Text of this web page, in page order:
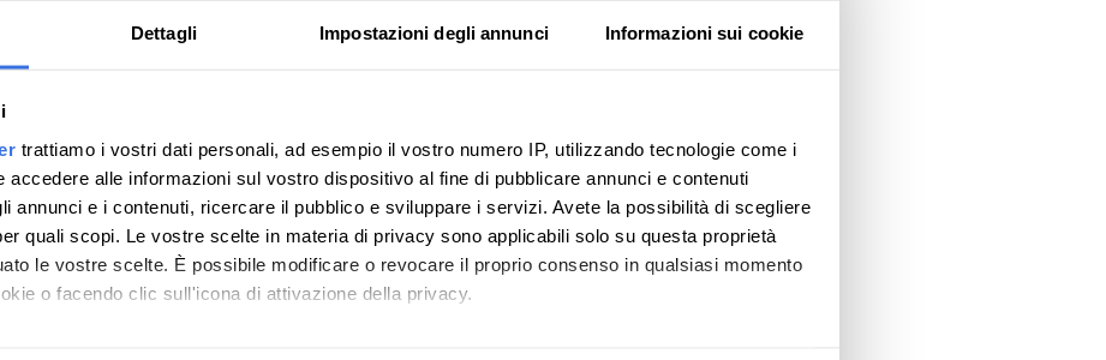
Dettagli Impostazioni degli annunci Informazioni sui cookie
trattiamo i vostri dati personali, ad esempio il vostro numero IP, utilizzando tecnologie come i
accedere alle informazioni sul vostro dispositivo al fine di pubblicare annunci e contenuti
annunci e i contenuti, ricercare il pubblico e sviluppare i servizi. Avete la possibilità di scegliere
quali scopi. Le vostre scelte in materia di privacy sono applicabili solo su questa proprietà
le vostre scelte. È possibile modificare o revocare il proprio consenso in qualsiasi momento
o facendo clic sull'icona di attivazione della privacy.
Nessun risultato di ricerca
Prova a modificare o rimuovere alcuni filtri o
a cambiare l'area di ricerca.